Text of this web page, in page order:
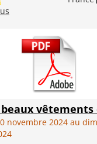
novembre 2024 au